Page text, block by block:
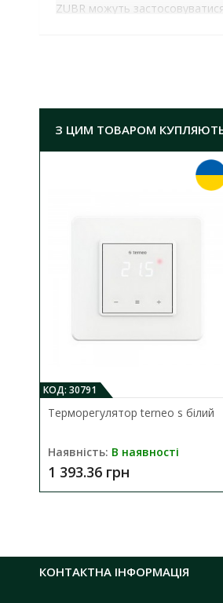
ZUBR можуть
електричною теплою
16,5 м²
питома потужність:
оболонка кабелю:
відстань між витками:
З ЦИМ ТОВАРОМ
КОД: 30791
Терморегулятор terneo s білий
Наявність: В наявності
1 393.36 грн
КОНТАКТНА ІНФОРМАЦІЯ